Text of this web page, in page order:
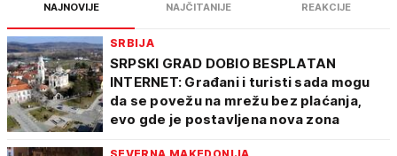
NAJNOVIJE NAJČITANIJE REAKCIJE
SRBIJA
SRPSKI GRAD DOBIO BESPLATAN
INTERNET: Građani i turisti sada mogu
da se povežu na mrežu bez plaćanja,
evo gde je postavljena nova zona